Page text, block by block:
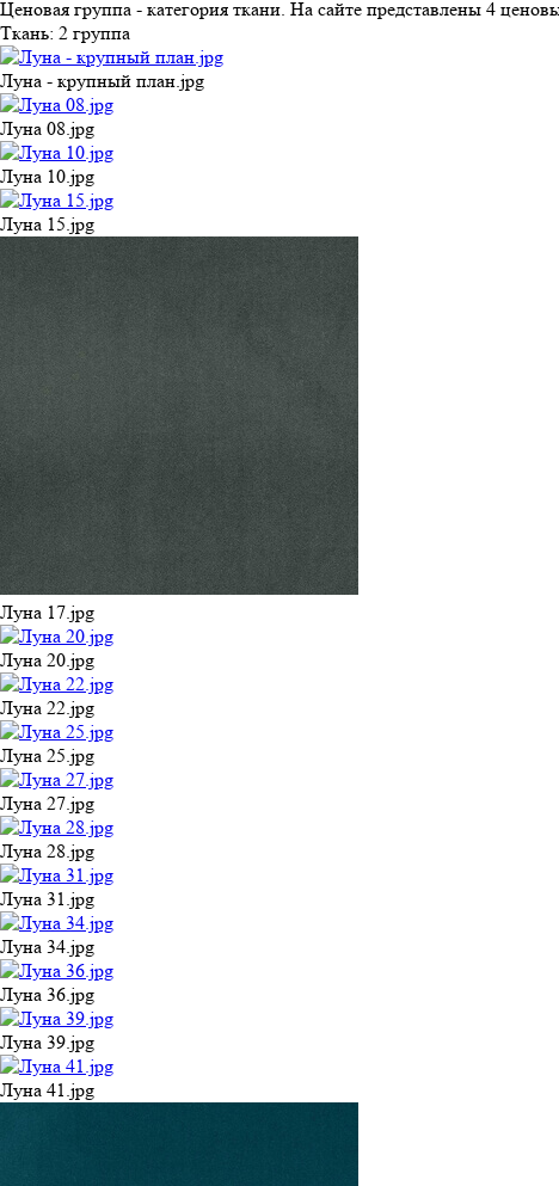
Ценовая группа - категория ткани. На сайте представлены 4
Ткань: 2 группа
Луна - крупный план.jpg
Луна 08.jpg
Луна 10.jpg
Луна 15.jpg
Луна 17.jpg
Луна 20.jpg
Луна 22.jpg
Луна 25.jpg
Луна 27.jpg
Луна 28.jpg
Луна 31.jpg
Луна 34.jpg
Луна 36.jpg
Луна 39.jpg
Луна 41.jpg